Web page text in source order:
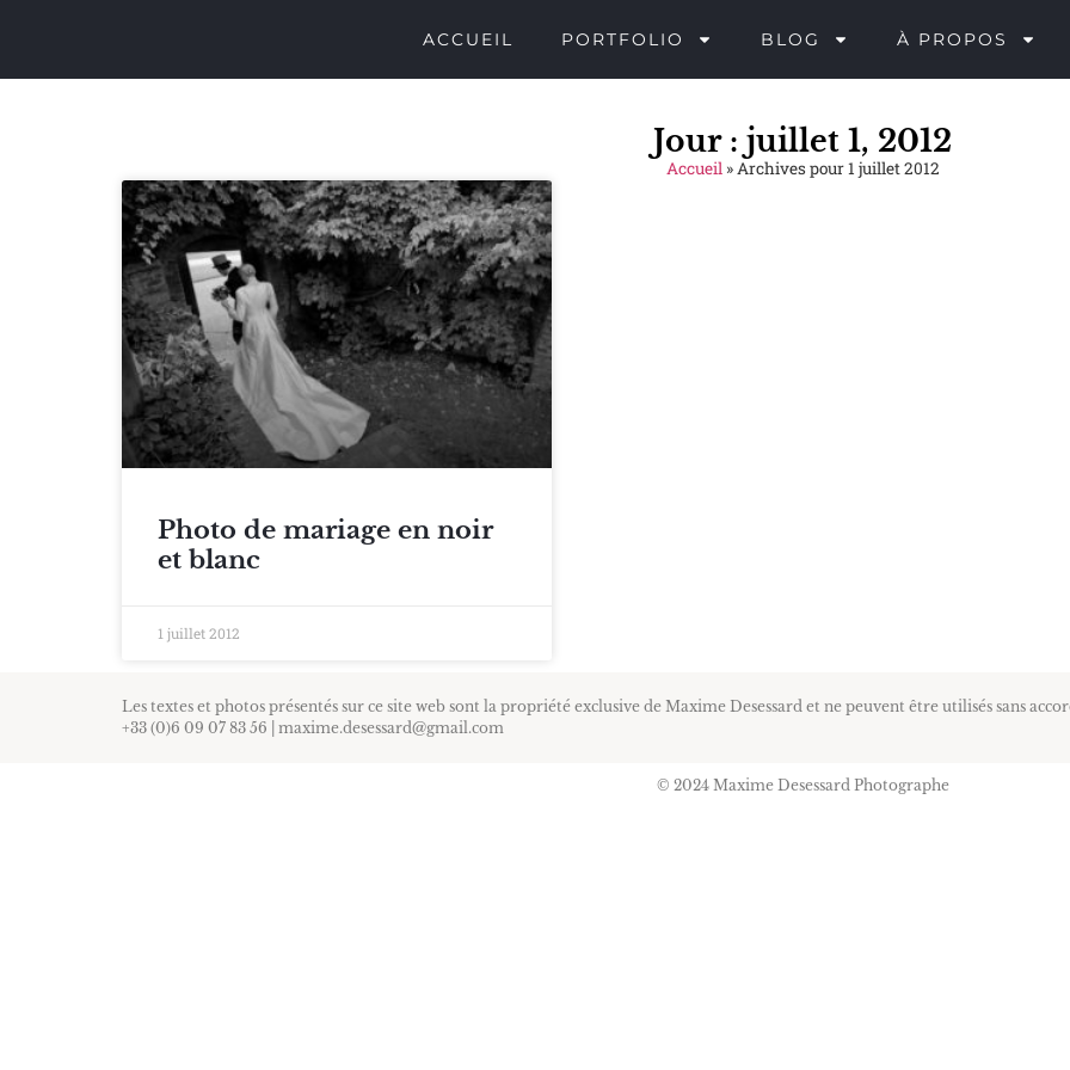
ACCUEIL PORTFOLIO BLOG À PROPOS
Jour : juillet 1, 2012
Accueil»Archives pour 1 juillet 2012
Photo de mariage en noir
et blanc
1 juillet 2012
Les textes et photos présentés sur ce site web sont la propriété exclusive de Maxime Desessard et ne peuvent être utilisés sans
+33 (0)6 09 07 83 56 | maxime.desessard@gmail.com
© 2024 Maxime Desessard Photographe